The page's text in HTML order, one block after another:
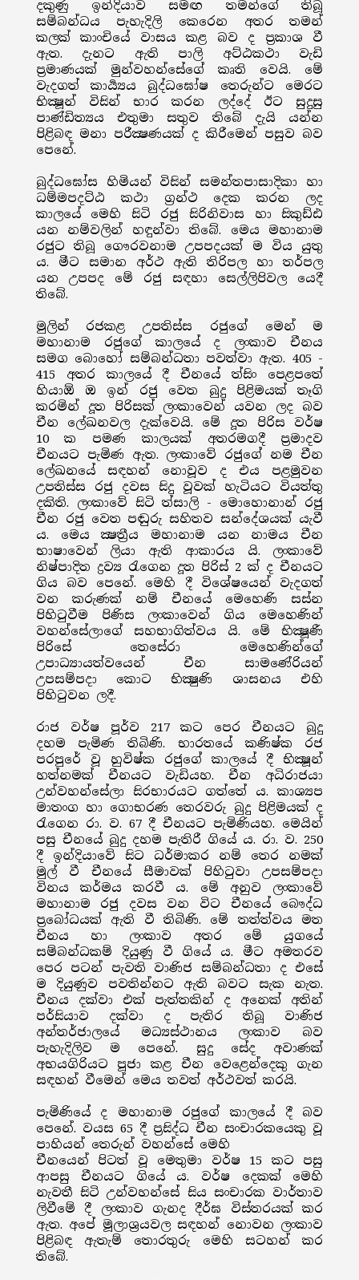
දකුණු ඉන්දියාව සමඟ තමන්ගේ තිබූ
සම්බන්ධය පැහැදිලි කෙරෙන අතර තමන්
කලක් කාංචියේ වාසය කළ බව ද ප්‍රකාශ වී
ඇත. දැනට ඇති පාලි අට්ඨකථා වැඩි
ප්‍රමාණයක් මුන්වහන්සේගේ කෘති වෙයි. මේ
වැදගත් කාර්‍ය්‍යය බුද්ධඝෝෂ තෙරුන්ට මෙරට
භික්‍ෂූන් විසින් භාර කරන ලද්දේ ඊට සුදුසු
පාණ්ඩිත්‍යය එතුමා සතුව තිබේ දැයි යන්න
පිළිබඳ මනා පරීක්‍ෂණයක් ද කිරීමෙන් පසුව බව
පෙනේ.
බුද්ධඝෝස හිමියන් විසින් සමන්තපාසාදිකා හා
ධම්මපදට්ඨ කථා ග්‍රන්ථ දෙක කරන ලද
කාලයේ මෙහි සිටි රජු සිරිනිවාස හා සිකුඩ්ඪ
යන නම්වලින් හඳුන්වා තිබේ. මෙය මහානාම
රජුට තිබූ ගෞරවනාම උපපදයක් ම විය යුතු
ය. මීට සමාන අර්ථ ඇති තිරිපල හා තර්පල
යන උපපද මේ රජු සඳහා සෙල්ලිපිවල යෙදී
තිබේ.
මුලින් රජකළ උපතිස්ස රජුගේ මෙන් ම
මහානාම රජුගේ කාලයේ ද ලංකාව චීනය
සමග බොහෝ සම්බන්ධතා පවත්වා ඇත. 405 -
415 අතර කාලයේ දී චීනයේ ත්සිං පෙළපතේ
හියාඕ ඔ ඉන් රජු වෙත බුදු පිළිමයක් තෑගි
කරමින් දූත පිරිසක් ලංකාවෙන් යවන ලද බව
චීන ලේඛනවල දැක්වෙයි. මේ දූත පිරිස වර්ෂ
10 ක පමණ කාලයක් අතරමගදී ප්‍රමාදව
චීනයට පැමිණ ඇත. ලංකාවේ රජුගේ නම චීන
ලේඛනයේ සඳහන් නොවූව ද එය පළමුවන
උපතිස්ස රජු දවස සිදු වූවක් හැටියට වියත්තු
දකිති. ලංකාවේ සිටි ත්සාලි - මොහොනාන් රජු
චීන රජු වෙත පඬුරු සහිතව සන්දේශයක් යැවී
ය. මෙය ක්‍ෂත්‍රීය මහානාම යන නාමය චීන
භාෂාවෙන් ලියා ඇති ආකාරය යි. ලංකාවේ
නිෂ්පාදිත ද්‍රව්‍ය රැගෙන දූත පිරිස් 2 ක් ද චීනයට
ගිය බව පෙනේ. මෙහි දී විශේෂයෙන් වැදගත්
වන කරුණක් නම් චීනයේ මෙහෙණි සස්න
පිහිටුවීම පිණිස ලංකාවෙන් ගිය මෙහෙණින්
වහන්සේලාගේ සහභාගිත්වය යි. මේ භික්‍ෂූණී
පිරිසේ තෙසේරා මෙහෙණින්ගේ
උපාධ්‍යායත්වයෙන් චීන සාමණේරියන්
උපසම්පදා කොට භික්‍ෂුණි ශාසනය එහි
පිහිටුවන ලදී.
රාජ වර්ෂ පූර්ව 217 කට පෙර චීනයට බුදු
දහම පැමිණ තිබිණි. භාරතයේ කණිෂ්ක රජ
පරපුරේ වූ හුවිෂ්ක රජුගේ කාලයේ දී භික්‍ෂූන්
හත්නමක් චීනයට වැඩියහ. චීන අධිරාජයා
උන්වහන්සේලා සිරභාරයට ගත්තේ ය. කාශ්‍යප
මාතංග හා ගොභරණ තෙරවරු බුදු පිළිමයක් ද
රැගෙන රා. ව. 67 දී චීනයට පැමිණියහ. මෙයින්
පසු චීනයේ බුදු දහම පැතිරී ගියේ ය. රා. ව. 250
දී ඉන්දියාවේ සිට ධර්මාකර නම් තෙර නමක්
මුල් වී චීනයේ සීමාවක් පිහිටුවා උපසම්පදා
විනය කර්මය කරවී ය. මේ අනුව ලංකාවේ
මහානාම රජු දවස වන විට චීනයේ බෞද්ධ
ප්‍රබෝධයක් ඇති වී තිබිණි. මේ තත්ත්වය මත
චීනය හා ලංකාව අතර මේ යුගයේ
සම්බන්ධකම් දියුණු වී ගියේ ය. මීට අමතරව
පෙර පටන් පැවති වාණිජ සම්බන්ධතා ද එසේ
ම දියුණුව පවතින්නට ඇති බවට සැක නැත.
චීනය දක්වා එක් පැත්තකින් ද අනෙක් අතින්
පර්සියාව දක්වා ද පැතිර තිබූ වාණිජ
අන්තර්ජාලයේ මධ්‍යස්ථානය ලංකාව බව
පැහැදිලිව ම පෙනේ. සුදු සේද අවාණක්
අභයගිරියට පූජා කළ චීන වෙළෙන්දෙකු ගැන
සඳහන් වීමෙන් මෙය තවත් අර්ථවත් කරයි.
පැමිණියේ ද මහානාම රජුගේ කාලයේ දී බව
පෙනේ. වයස 65 දී ප්‍රසිද්ධ චීන සංචාරකයෙකු වූ
පාහියන් තෙරුන් වහන්සේ මෙහි
චීනයෙන් පිටත් වූ මෙතුමා වර්ෂ 15 කට පසු
ආපසු චීනයට ගියේ ය. වර්ෂ දෙකක් මෙහි
නැවතී සිටි උන්වහන්සේ සිය සංචාරක වාර්තාව
ලිවීමේ දී ලංකාව ගැනද දීර්ඝ විස්තරයක් කර
ඇත. අපේ මූලාශ්‍රයවල සඳහන් නොවන ලංකාව
පිළිබඳ ඇතැම් තොරතුරු මෙහි සටහන් කර
තිබේ.